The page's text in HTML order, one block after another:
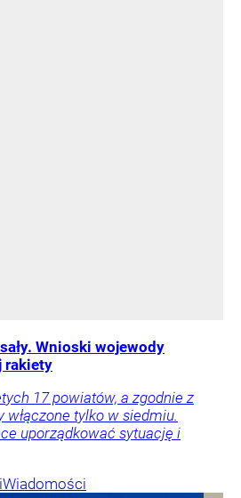
Wnioski wojewody
rakiety
17 powiatów, a zgodnie z
włączone tylko w siedmiu.
uporządkować sytuację i
Wiadomości